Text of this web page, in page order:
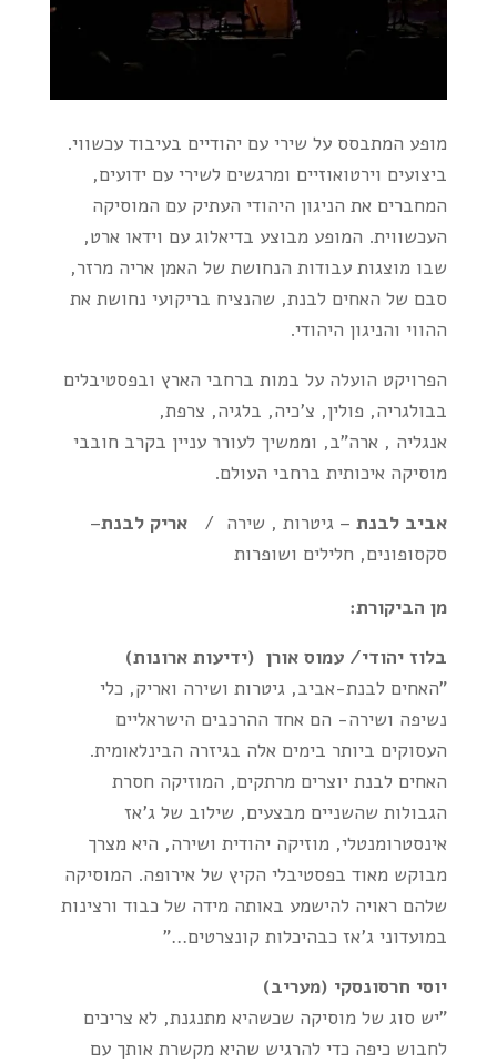
מופע המתבסס על שירי עם יהודיים בעיבוד עכשווי.
ביצועים וירטואוזיים ומרגשים לשירי עם ידועים,
המחברים את הניגון היהודי העתיק עם המוסיקה
העכשווית. המופע מבוצע בדיאלוג עם וידאו ארט,
שבו מוצגות עבודות הנחושת של האמן אריה מרזר,
סבם של האחים לבנת, שהנציח בריקועי נחושת את
ההווי והניגון היהודי.
הפרויקט הועלה על במות ברחבי הארץ ובפסטיבלים
בבולגריה, פולין, צ'כיה, בלגיה, צרפת,
אנגליה , ארה"ב, וממשיך לעורר עניין בקרב חובבי
מוסיקה איכותית ברחבי העולם.
אביב לבנת– גיטרות , שירה / אריק לבנת–
סקסופונים, חלילים ושופרות
מן הביקורת:
בלוז יהודי/ עמוס אורן (ידיעות ארונות)
"האחים לבנת-אביב, גיטרות ושירה ואריק, כלי
נשיפה ושירה- הם אחד ההרכבים הישראליים
העסוקים ביותר בימים אלה בגיזרה הבינלאומית.
האחים לבנת יוצרים מרתקים, המוזיקה חסרת
הגבולות שהשניים מבצעים, שילוב של ג'אז
אינסטרומנטלי, מוזיקה יהודית ושירה, היא מצרך
מבוקש מאוד בפסטיבלי הקיץ של אירופה. המוסיקה
שלהם ראויה להישמע באותה מידה של כבוד ורצינות
במועדוני ג'אז כבהיכלות קונצרטים…"
יוסי חרסונסקי (מעריב)
"יש סוג של מוסיקה שכשהיא מתנגנת, לא צריכים
לחבוש כיפה כדי להרגיש שהיא מקשרת אותך עם